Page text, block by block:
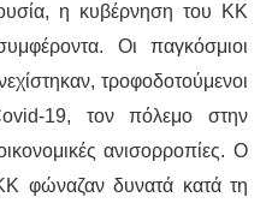
η κυβέρνηση του ΚΚ
Οι παγκόσμιοι
τροφοδοτούμενοι
19, τον πόλεμο στην
ανισορροπίες. Ο
φώναζαν δυνατά κατά τη